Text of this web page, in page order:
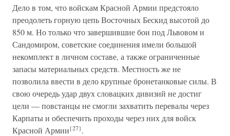
Дело в том, что войскам Красной Армии предстояло
преодолеть горную цепь Восточных Бескид высотой до
850 м. Но только что завершившие бои под Львовом и
Сандомиром, советские соединения имели большой
некомплект в личном составе, а также ограниченные
запасы материальных средств. Местность же не
позволила ввести в дело крупные бронетанковые силы. В
свою очередь удар двух словацких дивизий не достиг
цели — повстанцы не смогли захватить перевалы через
Карпаты и обеспечить проходы через них для войск
Красной Армии{27}.